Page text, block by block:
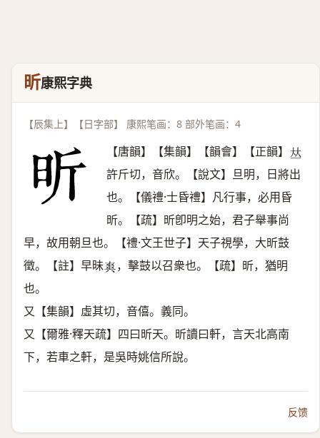
昕康熙字典
【辰集上】【日字部】 康熙笔画：8 部外笔画：4
【唐韻】【集韻】【韻會】【正韻】 𠀤
許斤切，音欣。【說文】旦明，日將出
也。【儀禮·士昏禮】凡行事，必用昏
昕。【疏】昕卽明之始，君子舉事尚
早，故用朝旦也。【禮·文王世子】天子視學，大昕鼓
徵。【註】早昧𤕤 ，擊鼓以召衆也。【疏】昕，猶明
也。
又【集韻】虛其切，音僖。義同。
又【爾雅·釋天疏】四曰昕天。昕讀曰軒，言天北高南
下，若車之軒，是吳時姚信所說。
反馈